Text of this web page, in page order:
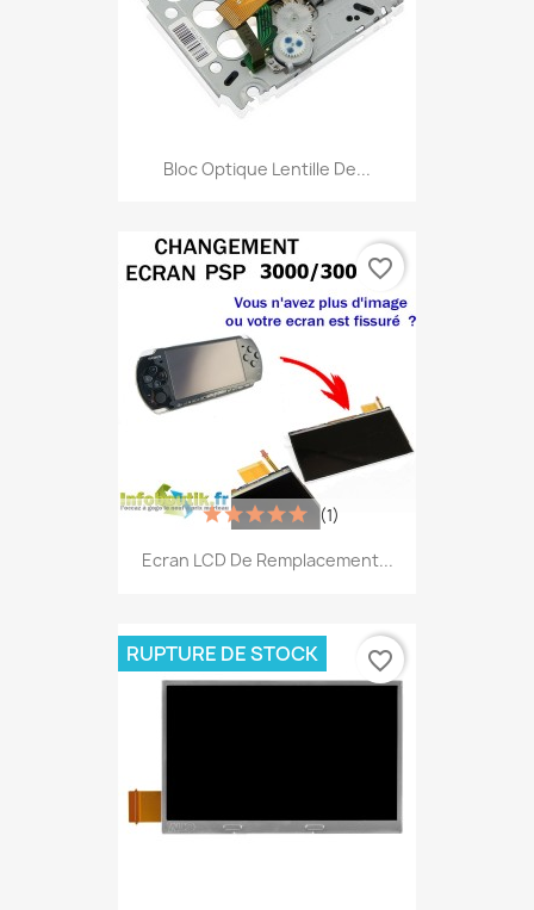
Bloc Optique Lentille De...
Ecran LCD De Remplacement...
(1)
favorite_border
RUPTURE DE STOCK favorite_border